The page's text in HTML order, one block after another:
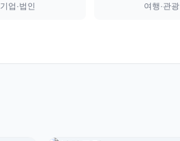
기업·법인 여행·관광